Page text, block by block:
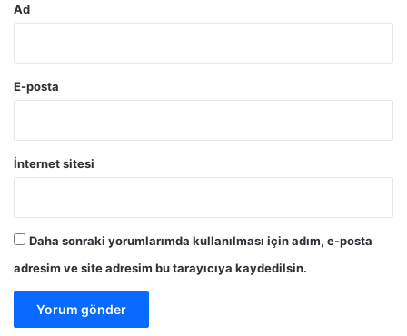
Ad
E-posta
İnternet sitesi
Daha sonraki yorumlarımda kullanılması için adım, e-posta
adresim ve site adresim bu tarayıcıya kaydedilsin.